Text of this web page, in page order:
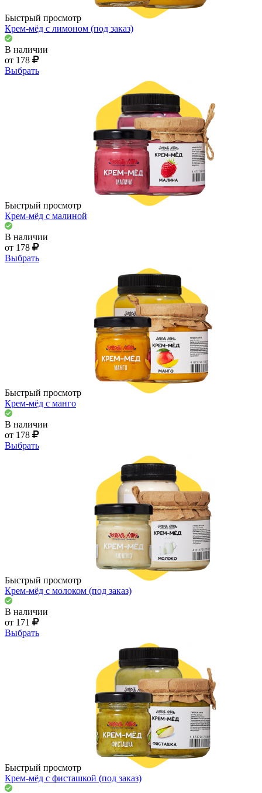
Быстрый просмотр
Крем-мёд с лимоном (под заказ)
В наличии
от 178
Выбрать
Быстрый просмотр
Крем-мёд с малиной
В наличии
от 178
Выбрать
Быстрый просмотр
Крем-мёд с манго
В наличии
от 178
Выбрать
Быстрый просмотр
Крем-мёд с молоком (под заказ)
В наличии
от 171
Выбрать
Быстрый просмотр
Крем-мёд с фисташкой (под заказ)